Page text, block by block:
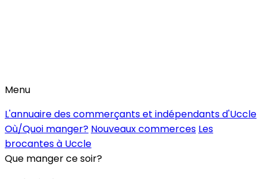
Menu
L'annuaire des commerçants et indépendants d'Uccle
Où/Quoi manger? Nouveaux commerces Les
brocantes à Uccle
Que manger ce soir?